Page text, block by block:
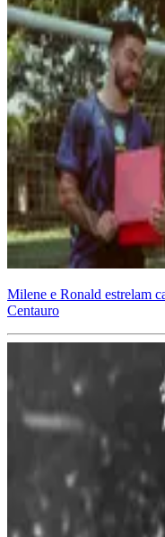
Milene e Ronald estrelam
Centauro